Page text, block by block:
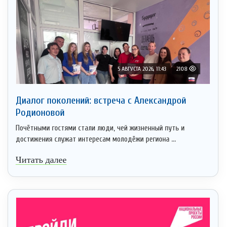
5 АВГУСТА 2026, 11:43 2108
Диалог поколений: встреча с Александрой
Родионовой
Почётными гостями стали люди, чей жизненный путь и
достижения служат интересам молодёжи региона ...
Читать далее